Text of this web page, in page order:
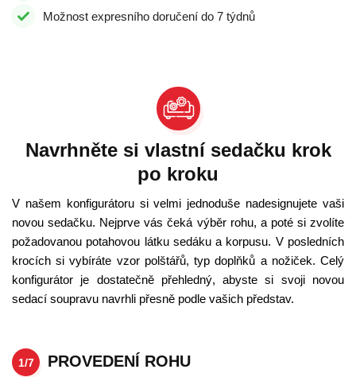
Možnost expresního doručení do 7 týdnů
Navrhněte si vlastní sedačku krok
po kroku
V našem konfigurátoru si velmi jednoduše nadesignujete vaši
novou sedačku. Nejprve vás čeká výběr rohu, a poté si zvolíte
požadovanou potahovou látku sedáku a korpusu. V posledních
krocích si vybíráte vzor polštářů, typ doplňků a nožiček. Celý
konfigurátor je dostatečně přehledný, abyste si svoji novou
sedací soupravu navrhli přesně podle vašich představ.
1/7 PROVEDENÍ ROHU